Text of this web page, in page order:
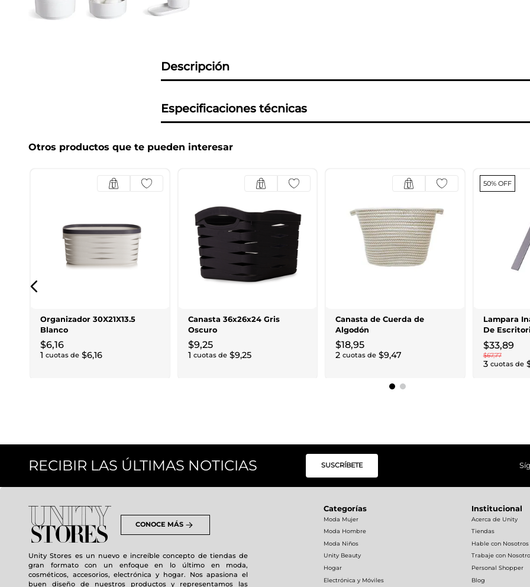
Descripción
Especificaciones técnicas
Otros productos que te pueden interesar
Organizador 30X21X13.5
Blanco
$6,16
1 cuotas de $6,16
Canasta 36x26x24 Gris
Oscuro
$9,25
1 cuotas de $9,25
Canasta de Cuerda de
Algodón
$18,95
2 cuotas de $9,47
50% OFF
Lampara
De
3
$33,89
$67,77
3 cuotas de
RECIBIR LAS ÚLTIMAS NOTICIAS SUSCRÍBETE
CONOCE MÁS
Unity Stores es un nuevo e increíble concepto de tiendas de
gran formato con un enfoque en lo último en moda,
cosméticos, accesorios, electrónica y hogar. Nos apasiona el
buen diseño de nuestros productos y representamos las
Categorías
Moda Mujer
Moda Hombre
Moda Niños
Unity Beauty
Hogar
Electrónica y Móviles
Institucional
Acerca de Unity
Tiendas
Hable con Nosotros
Trabaje con
Personal Shopper
Blog